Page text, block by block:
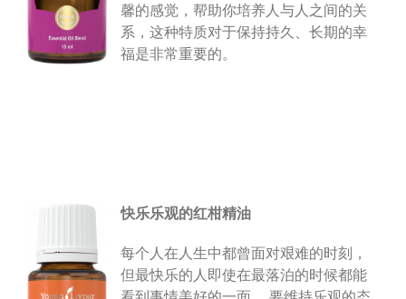
馨的感觉，帮助你培养人与人之间的关
系，这种特质对于保持持久、长期的幸
福是非常重要的。
快乐乐观的红柑精油
每个人在人生中都曾面对艰难的时刻，
但最快乐的人即使在最落泊的时候都能